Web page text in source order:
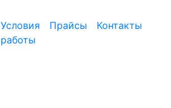
Условия
работы
Прайсы Контакты